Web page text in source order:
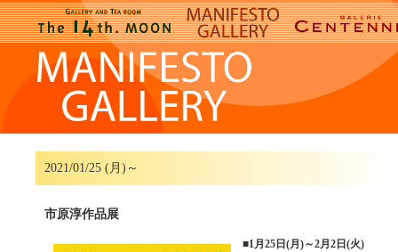
2021/01/25 (月)～
市原淳作品展
■1月25日(月)～2月2日(火)